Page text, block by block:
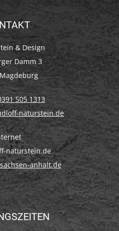
& Design
Damm 3
505 1313
naturstein.de
naturstein.de
anhalt.de